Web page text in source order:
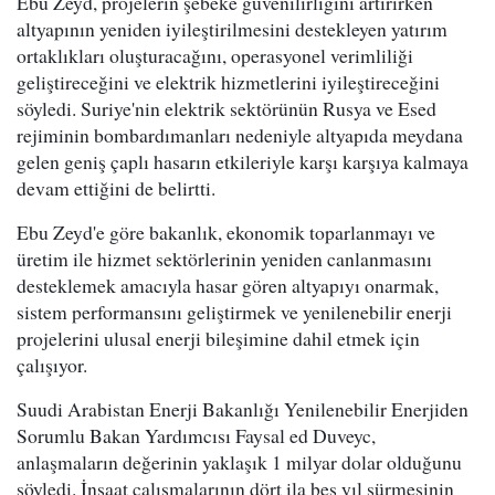
altyapının yeniden iyileştirilmesini destekleyen yatırım
ortaklıkları oluşturacağını, operasyonel verimliliği
geliştireceğini ve elektrik hizmetlerini iyileştireceğini
söyledi. Suriye'nin elektrik sektörünün Rusya ve Esed
rejiminin bombardımanları nedeniyle altyapıda meydana
gelen geniş çaplı hasarın etkileriyle karşı karşıya kalmaya
devam ettiğini de belirtti.
Ebu Zeyd'e göre bakanlık, ekonomik toparlanmayı ve
üretim ile hizmet sektörlerinin yeniden canlanmasını
desteklemek amacıyla hasar gören altyapıyı onarmak,
sistem performansını geliştirmek ve yenilenebilir enerji
projelerini ulusal enerji bileşimine dahil etmek için
çalışıyor.
Suudi Arabistan Enerji Bakanlığı Yenilenebilir Enerjiden
Sorumlu Bakan Yardımcısı Faysal ed Duveyc,
anlaşmaların değerinin yaklaşık 1 milyar dolar olduğunu
söyledi. İnşaat çalışmalarının dört ila beş yıl sürmesinin